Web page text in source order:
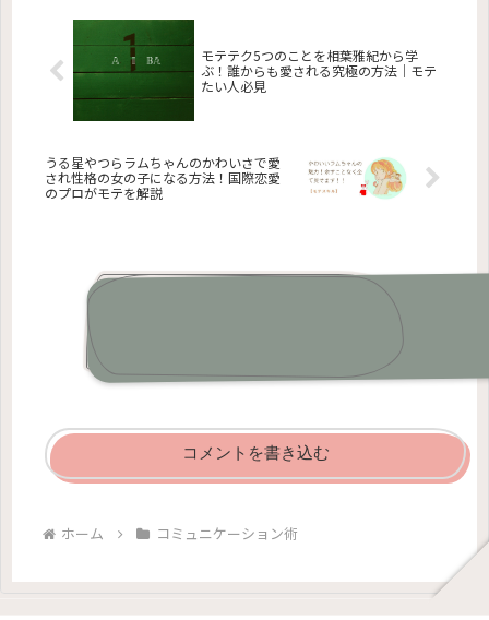
モテテク5つのことを相葉雅紀から学
ぶ！誰からも愛される究極の方法｜モテ
たい人必見
うる星やつらラムちゃんのかわいさで愛
され性格の女の子になる方法！国際恋愛
のプロがモテを解説
コメントを書き込む
ホーム コミュニケーション術